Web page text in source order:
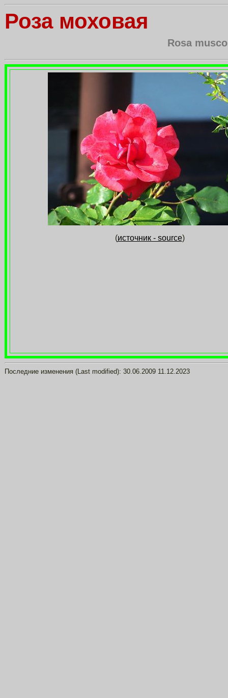
Роза моховая
Rosa
(источник - source)
Последние изменения (Last modified): 30.06.2009 11.12.2023